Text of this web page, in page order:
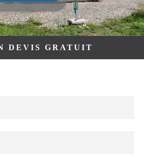
DEVIS GRATUIT